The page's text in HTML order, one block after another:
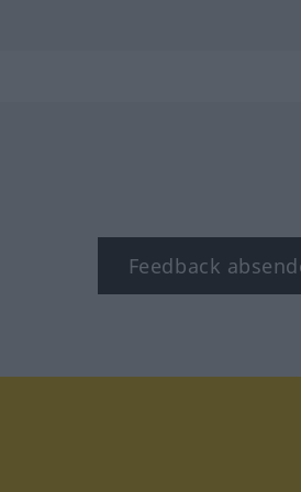
Feedback